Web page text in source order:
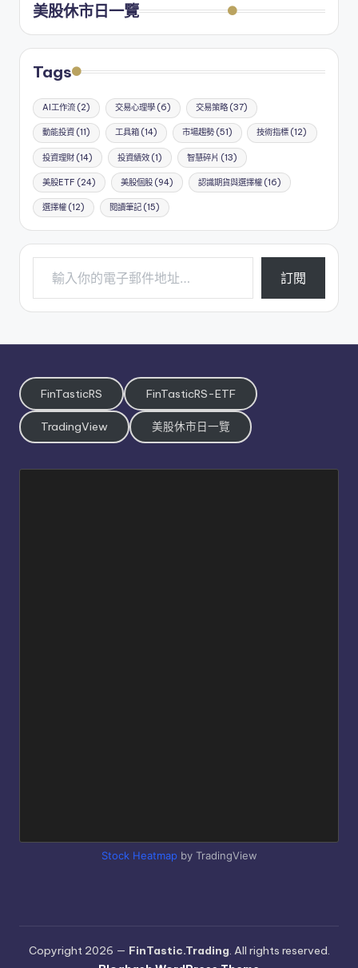
美股休市日一覽
Tags
AI工作流 (2) 交易心理學(6) 交易策略(37)
動能投資 (11) 工具箱(14) 市場趨勢(51) 技術指標 (12)
投資理財 (14) 投資績效(1) 智慧碎片 (13)
美股ETF (24) 美股個股(94) 認識期貨與選擇權(16)
選擇權 (12) 閱讀筆記(15)
輸入你的電子郵件地址…
訂閱
FinTasticRS FinTasticRS-ETF
TradingView 美股休市日一覽
Stock Heatmapby TradingView
Copyright 2026 — FinTastic.Trading. All rights reserved.